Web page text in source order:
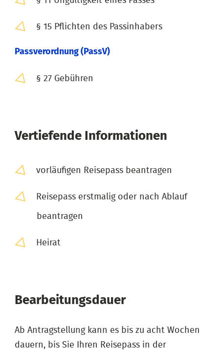
§ 15 Pflichten des Passinhabers
Passverordnung (PassV)
§ 27 Gebühren
Vertiefende Informationen
vorläufigen Reisepass beantragen
Reisepass erstmalig oder nach Ablauf
beantragen
Heirat
Bearbeitungsdauer
Ab Antragstellung kann es bis zu acht Wochen
dauern, bis Sie Ihren Reisepass in der